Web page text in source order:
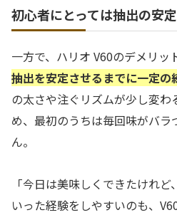
初心者にとっては抽出の安
一方で、ハリオ V60のデメリッ
抽出を安定させるまでに一定の
の太さや注ぐリズムが少し変
め、最初のうちは毎回味がバ
ん。
「今日は美味しくできたけれ
いった経験をしやすいのも、